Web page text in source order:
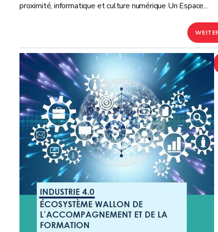
proximité, informatique et culture numérique Un Espace...